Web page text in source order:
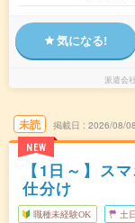
気になる!
派遣会社
未読
NEW
掲載日 2026/08/08
【1日～】ス
仕分け
職種未経験OK 土